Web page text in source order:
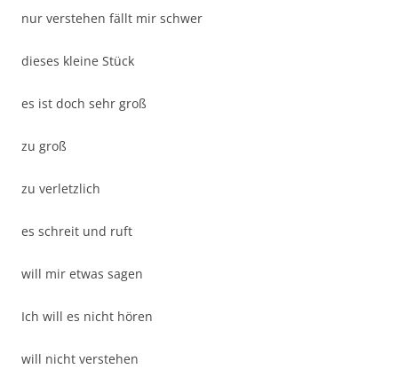
nur verstehen fällt mir schwer
dieses kleine Stück
es ist doch sehr groß
zu groß
zu verletzlich
es schreit und ruft
will mir etwas sagen
Ich will es nicht hören
will nicht verstehen